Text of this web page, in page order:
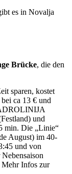
es in Novalja
Brücke, die den
sparen, kostet
ca 13 € und
und
min. Die „Linie“
August) im 40-
und von
Mehr Infos zur